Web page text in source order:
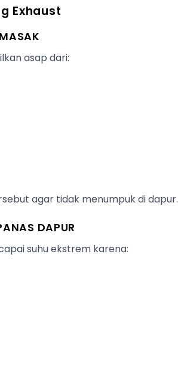
Exhaust
asap dari:
agar tidak menumpuk di dapur.
DAPUR
suhu ekstrem karena: